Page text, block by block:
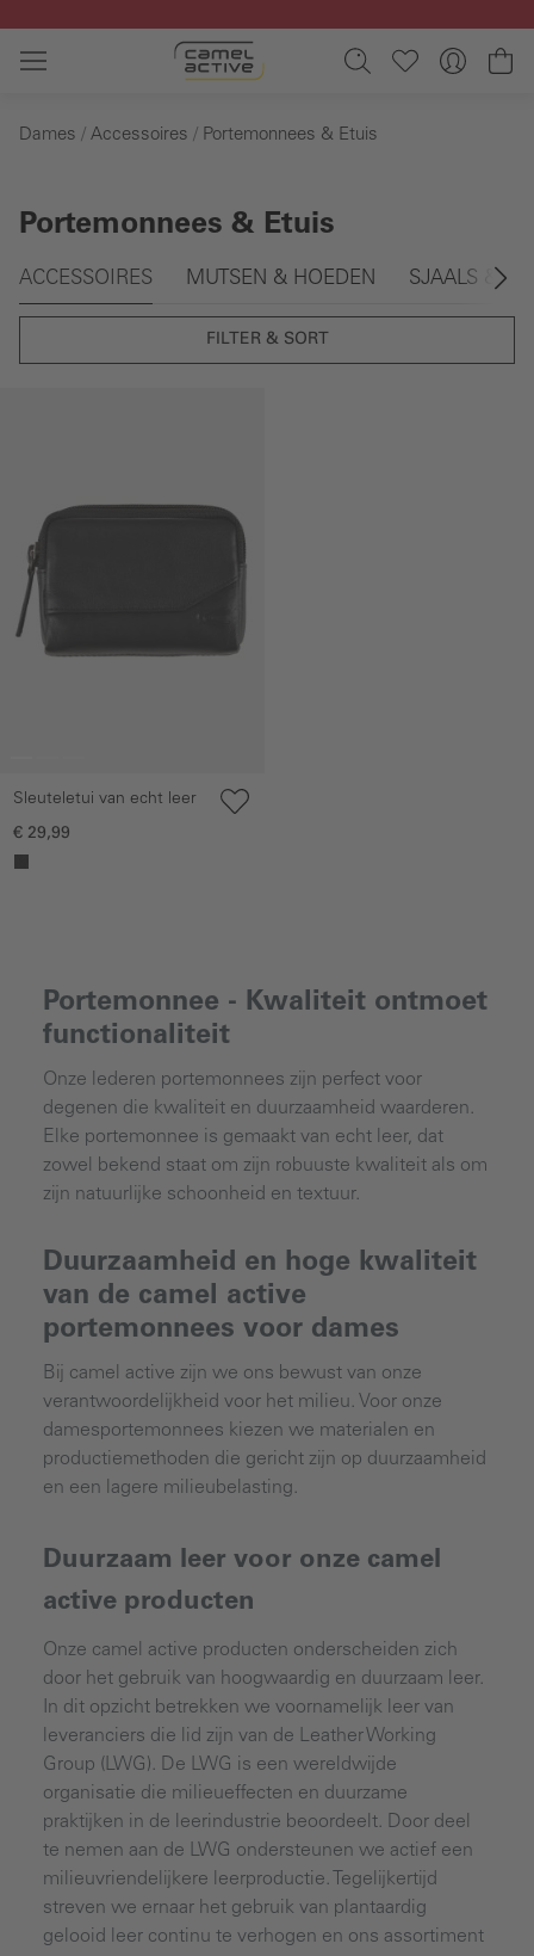
Ga naar de hoofdinhoud
Dames Accessoires Portemonnees & Etuis
Portemonnees & Etuis
Galerie overslaan
ACCESSOIRES MUTSEN & HOEDEN SJAALS &
FILTER & SORT
Sleuteletui van echt leer
€ 29,99
Portemonnee - Kwaliteit ontmoet
functionaliteit
Onze lederen portemonnees zijn perfect voor
degenen die kwaliteit en duurzaamheid waarderen.
Elke portemonnee is gemaakt van echt leer, dat
zowel bekend staat om zijn robuuste kwaliteit als om
zijn natuurlijke schoonheid en textuur.
Duurzaamheid en hoge kwaliteit
van de camel active
portemonnees voor dames
Bij camel active zijn we ons bewust van onze
verantwoordelijkheid voor het milieu. Voor onze
damesportemonnees kiezen we materialen en
productiemethoden die gericht zijn op duurzaamheid
en een lagere milieubelasting.
Duurzaam leer voor onze camel
active producten
Onze camel active producten onderscheiden zich
door het gebruik van hoogwaardig en duurzaam leer.
In dit opzicht betrekken we voornamelijk leer van
leveranciers die lid zijn van de Leather Working
Group (LWG). De LWG is een wereldwijde
organisatie die milieueffecten en duurzame
praktijken in de leerindustrie beoordeelt. Door deel
te nemen aan de LWG ondersteunen we actief een
milieuvriendelijkere leerproductie. Tegelijkertijd
streven we ernaar het gebruik van plantaardig
gelooid leer continu te verhogen en ons assortiment